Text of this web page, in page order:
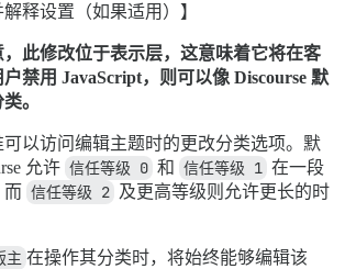
释设置（如果适用）】
此修改位于表示层，这意味着它将在客
禁用 JavaScript，则可以像 Discourse 默
。
以访问编辑主题时的更改分类选项。默
允许 信任等级 0 和 信任等级 1 在一段
而 信任等级 2 及更高等级则允许更长的时
主 在操作其分类时，将始终能够编辑该